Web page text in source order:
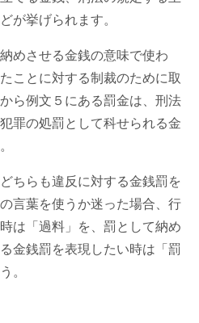
が挙げられます。
めさせる金銭の意味で使わ
ことに対する制裁のために取
ら例文５にある罰金は、刑法
罪の処罰として科せられる金
ちらも違反に対する金銭罰を
言葉を使うか迷った場合、行
は「過料」を、罰として納め
金銭罰を表現したい時は「罰
。